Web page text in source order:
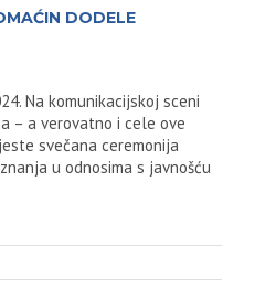
DODELE
Na komunikacijskoj sceni
– a verovatno i cele ove
svečana ceremonija
u odnosima s javnošću